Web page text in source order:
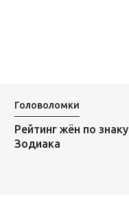
Головоломки
Рейтинг жён по знаку
Зодиака